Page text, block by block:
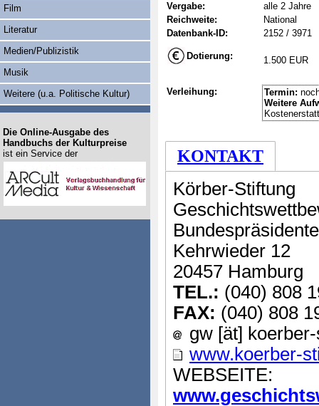
Vergabe:
alle 2 Jahre
Reichweite:
National
Datenbank-ID:
2152 / 3971
Dotierung: 1.500 EUR
Verleihung: Termin:
Weitere
KONTAKT
Körber-Stiftung
Kehrwieder 12
20457 Hamburg
TEL.: (040) 808
FAX: (040) 808
gw [ät]
www.koerber-
WEBSEITE:
Film
Literatur
Medien/Publizistik
Musik
Weitere (u.a. Politische Kultur)
Die Online-Ausgabe des
Handbuchs der Kulturpreise
ist ein Service der